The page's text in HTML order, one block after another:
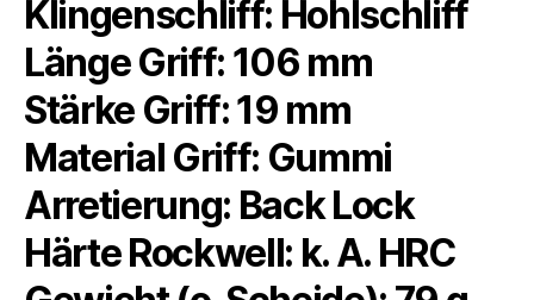
Klingenschliff: Hohlschliff
Länge Griff: 106 mm
Stärke Griff: 19 mm
Material Griff: Gummi
Arretierung: Back Lock
Härte Rockwell: k. A. HRC